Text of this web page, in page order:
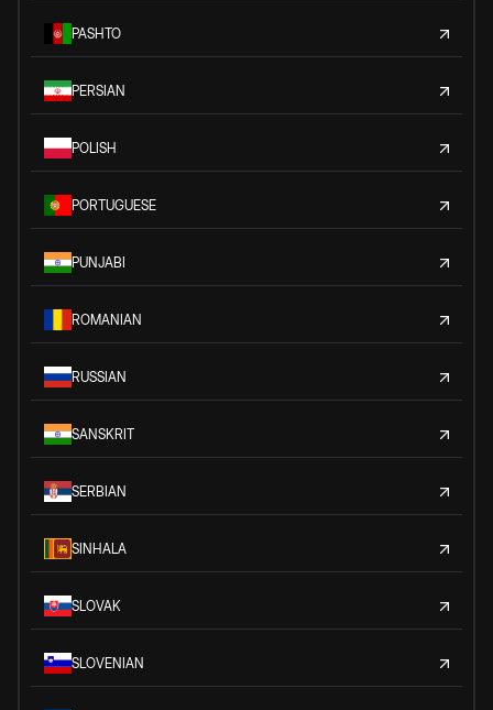
PASHTO
PERSIAN
POLISH
PORTUGUESE
PUNJABI
ROMANIAN
RUSSIAN
SANSKRIT
SERBIAN
SINHALA
SLOVAK
SLOVENIAN